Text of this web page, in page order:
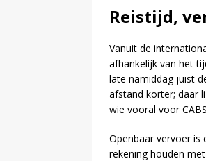
Reistijd,
Vanuit de
afhankelijk van het
late namiddag juist
afstand korter; daar
wie vooral voor
Openbaar vervoer is
rekening houden